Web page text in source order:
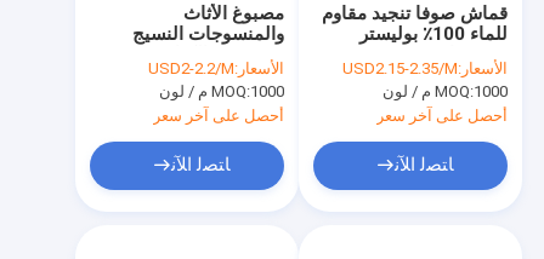
مصبوغ الأثاث
والمنسوجات النسيج
البوليستر المنسوجات
الأسعار:USD2-2.2/M
MOQ:1000 م / لون
أحصل على آخر سعر
ﺎﺘﺼﻟ ﺍﻶﻧ
قماش صوفا تنجيد مقاوم
للماء 100٪ بوليستر
منسوجات
الأسعار:USD2.15-2.35/M
MOQ:1000 م / لون
أحصل على آخر سعر
ﺎﺘﺼﻟ ﺍﻶﻧ